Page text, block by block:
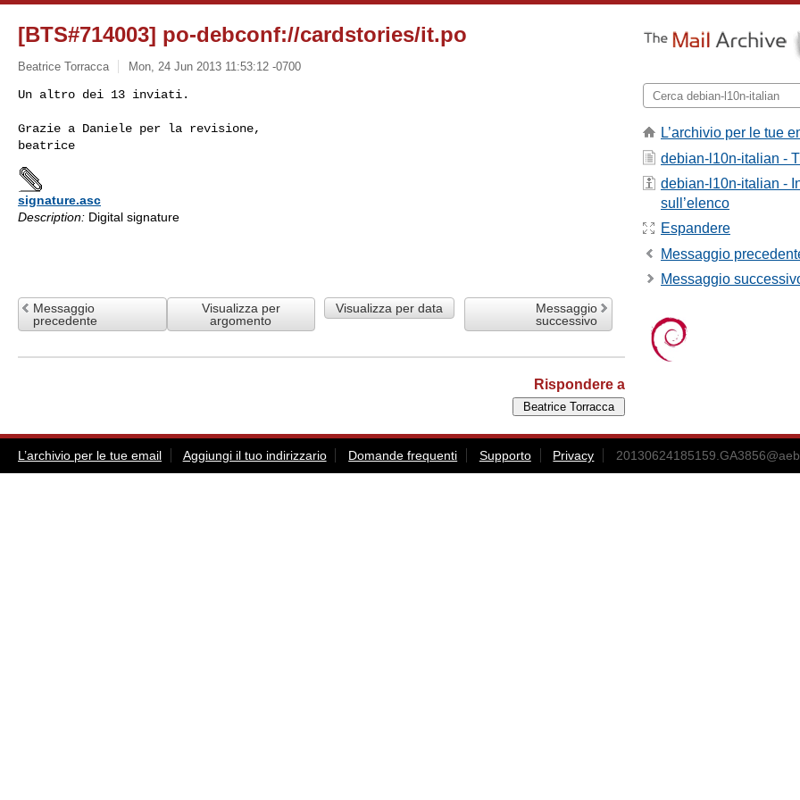
[BTS#714003] po-debconf://cardstories/it.po
Beatrice Torracca Mon, 24 Jun 2013 11:53:12 -0700
Un altro dei 13 inviati.
Grazie a Daniele per la revisione,
signature.asc
Description: Digital signature
Messaggio
precedente
Visualizza per
argomento
Visualizza per data
Messaggio
successivo
Rispondere a
L’archivio per le tue
debian-l10n-italian -
debian-l10n-italian -
sull’elenco
Espandere
Messaggio
Messaggio
L’archivio per le tue email Aggiungi il tuo indirizzario Domande frequenti Supporto Privacy